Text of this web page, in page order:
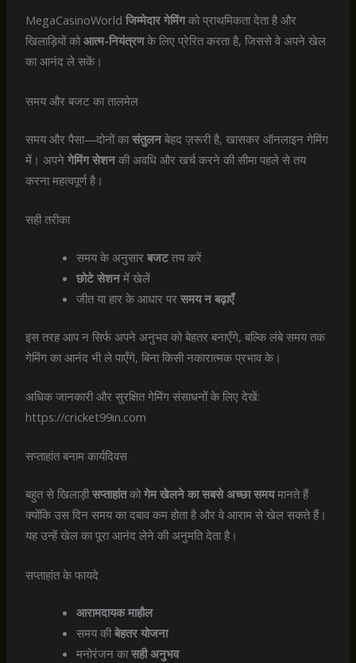
MegaCasinoWorld जिम्मेदार गेमिंगको प्राथमिकता देता है और
खिलाड़ियों कोआत्म-नियंत्रणके लिए प्रेरित करता है, जिससे वे अपने खेल
का आनंद ले सकें।
समय और बजट का तालमेल
समय और पैसा—दोनों कासंतुलनबेहद ज़रूरी है, खासकर ऑनलाइन गेमिंग
में। अपने गेमिंग सेशनकी अवधि और खर्च करने की सीमा पहले से तय
करना महत्वपूर्ण है।
सही तरीका
समय के अनुसार बजटतय करें
छोटे सेशनमें खेलें
जीत या हार के आधार पर समय न बढ़ाएँ
इस तरह आप न सिर्फ अपने अनुभव को बेहतर बनाएँगे, बल्कि लंबे समय तक
गेमिंग का आनंद भी ले पाएँगे, बिना किसी नकारात्मक प्रभाव के।
अधिक जानकारी और सुरक्षित गेमिंग संसाधनों के लिए देखें:
https://cricket99in.com
सप्ताहांत बनाम कार्यदिवस
बहुत से खिलाड़ीसप्ताहांतकोगेम खेलने का सबसे अच्छा समयमानते हैं
क्योंकि उस दिन समय का दबाव कम होता है और वे आराम से खेल सकते हैं।
यह उन्हें खेल का पूरा आनंद लेने की अनुमति देता है।
सप्ताहांत के फायदे
आरामदायक माहौल
समय कीबेहतर योजना
मनोरंजन कासही अनुभव